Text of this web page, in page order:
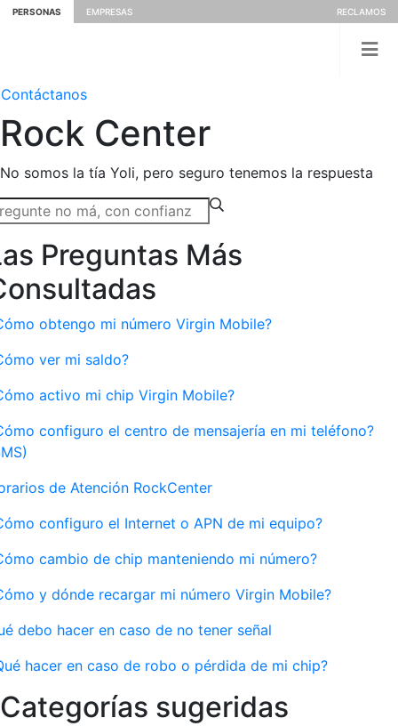
PERSONAS EMPRESAS RECLAMOS
Contáctanos
Rock Center
No somos la tía Yoli, pero seguro tenemos la respuesta
Preguntas Más
obtengo mi número Virgin Mobile?
ver mi saldo?
activo mi chip Virgin Mobile?
configuro el centro de mensajería en mi teléfono?
de Atención RockCenter
configuro el Internet o APN de mi equipo?
cambio de chip manteniendo mi número?
y dónde recargar mi número Virgin Mobile?
debo hacer en caso de no tener señal
hacer en caso de robo o pérdida de mi chip?
Categorías sugeridas